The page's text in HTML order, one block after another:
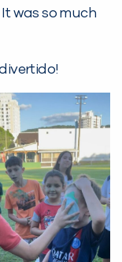
was so much
MÉTODO
unidade
que